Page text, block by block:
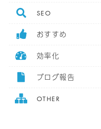
SEO
おすすめ
効率化
ブログ報告
OTHER